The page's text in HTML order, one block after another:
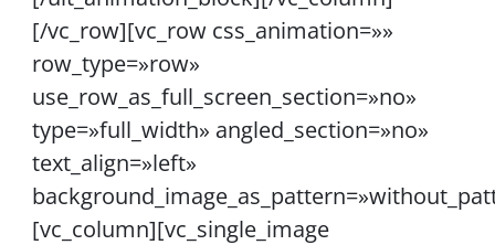
[/vc_row][vc_row css_animation=»»
row_type=»row»
use_row_as_full_screen_section=»no»
type=»full_width» angled_section=»no»
text_align=»left»
[vc_column][vc_single_image